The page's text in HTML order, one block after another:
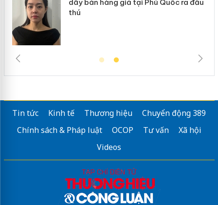
dây bán hàng giả tại Phú Quốc ra đầu
thú
Tin tức Kinh tế Thương hiệu
Chuyển động 389
Chính sách & Pháp luật
OCOP Tư vấn
Xã hội
Videos